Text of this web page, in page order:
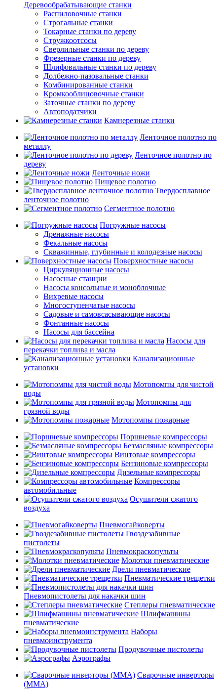
Деревообрабатывающие станки
Распиловочные станки
Строгальные станки
Токарные станки по дереву
Стружкоотсосы
Сверлильные станки по дереву
Фрезерные станки по дереву
Шлифовальные станки по дереву
Долбежно-пазовальные станки
Комбинированные станки
Кромкооблицовочные станки
Заточные станки по дереву
Автоподатчики
Камнерезные станки
Ленточное полотно по
металлу
Ленточное полотно по
дереву
Ленточные ножи
Пищевое полотно
Твердосплавное
ленточное полотно
Сегментное полотно
Погружные насосы
Дренажные насосы
Фекальные насосы
Скважинные, глубинные и колодезные насосы
Поверхностные насосы
Циркуляционные насосы
Насосные станции
Насосы консольные и моноблочные
Вихревые насосы
Многоступенчатые насосы
Садовые и самовсасывающие насосы
Фонтанные насосы
Насосы для бассейна
Насосы для
перекачки топлива и масла
Канализационные
установки
Мотопомпы для чистой
воды
Мотопомпы для
грязной воды
Мотопомпы пожарные
Поршневые компрессоры
Безмасляные компрессоры
Винтовые компрессоры
Бензиновые компрессоры
Дизельные компрессоры
Компрессоры
автомобильные
Осушители сжатого
воздуха
Пневмогайковерты
Гвоздезабивные
пистолеты
Пневмокраскопульты
Молотки пневматические
Дрели пневматические
Пневматические трещетки
Пневмопистолеты для накачки шин
Степлеры пневматические
Шлифмашины
пневматические
Наборы
пневмоинструмента
Продувочные пистолеты
Аэрографы
Сварочные инверторы
(MMA)